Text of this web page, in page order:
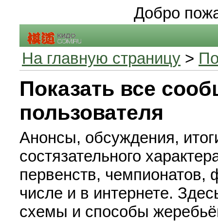
Добро
На главную страницу >
Показать все
пользователя
Анонсы, обсуждения,
состязательного
первенств, чемпионатов,
числе и в интернете.
схемы и способы